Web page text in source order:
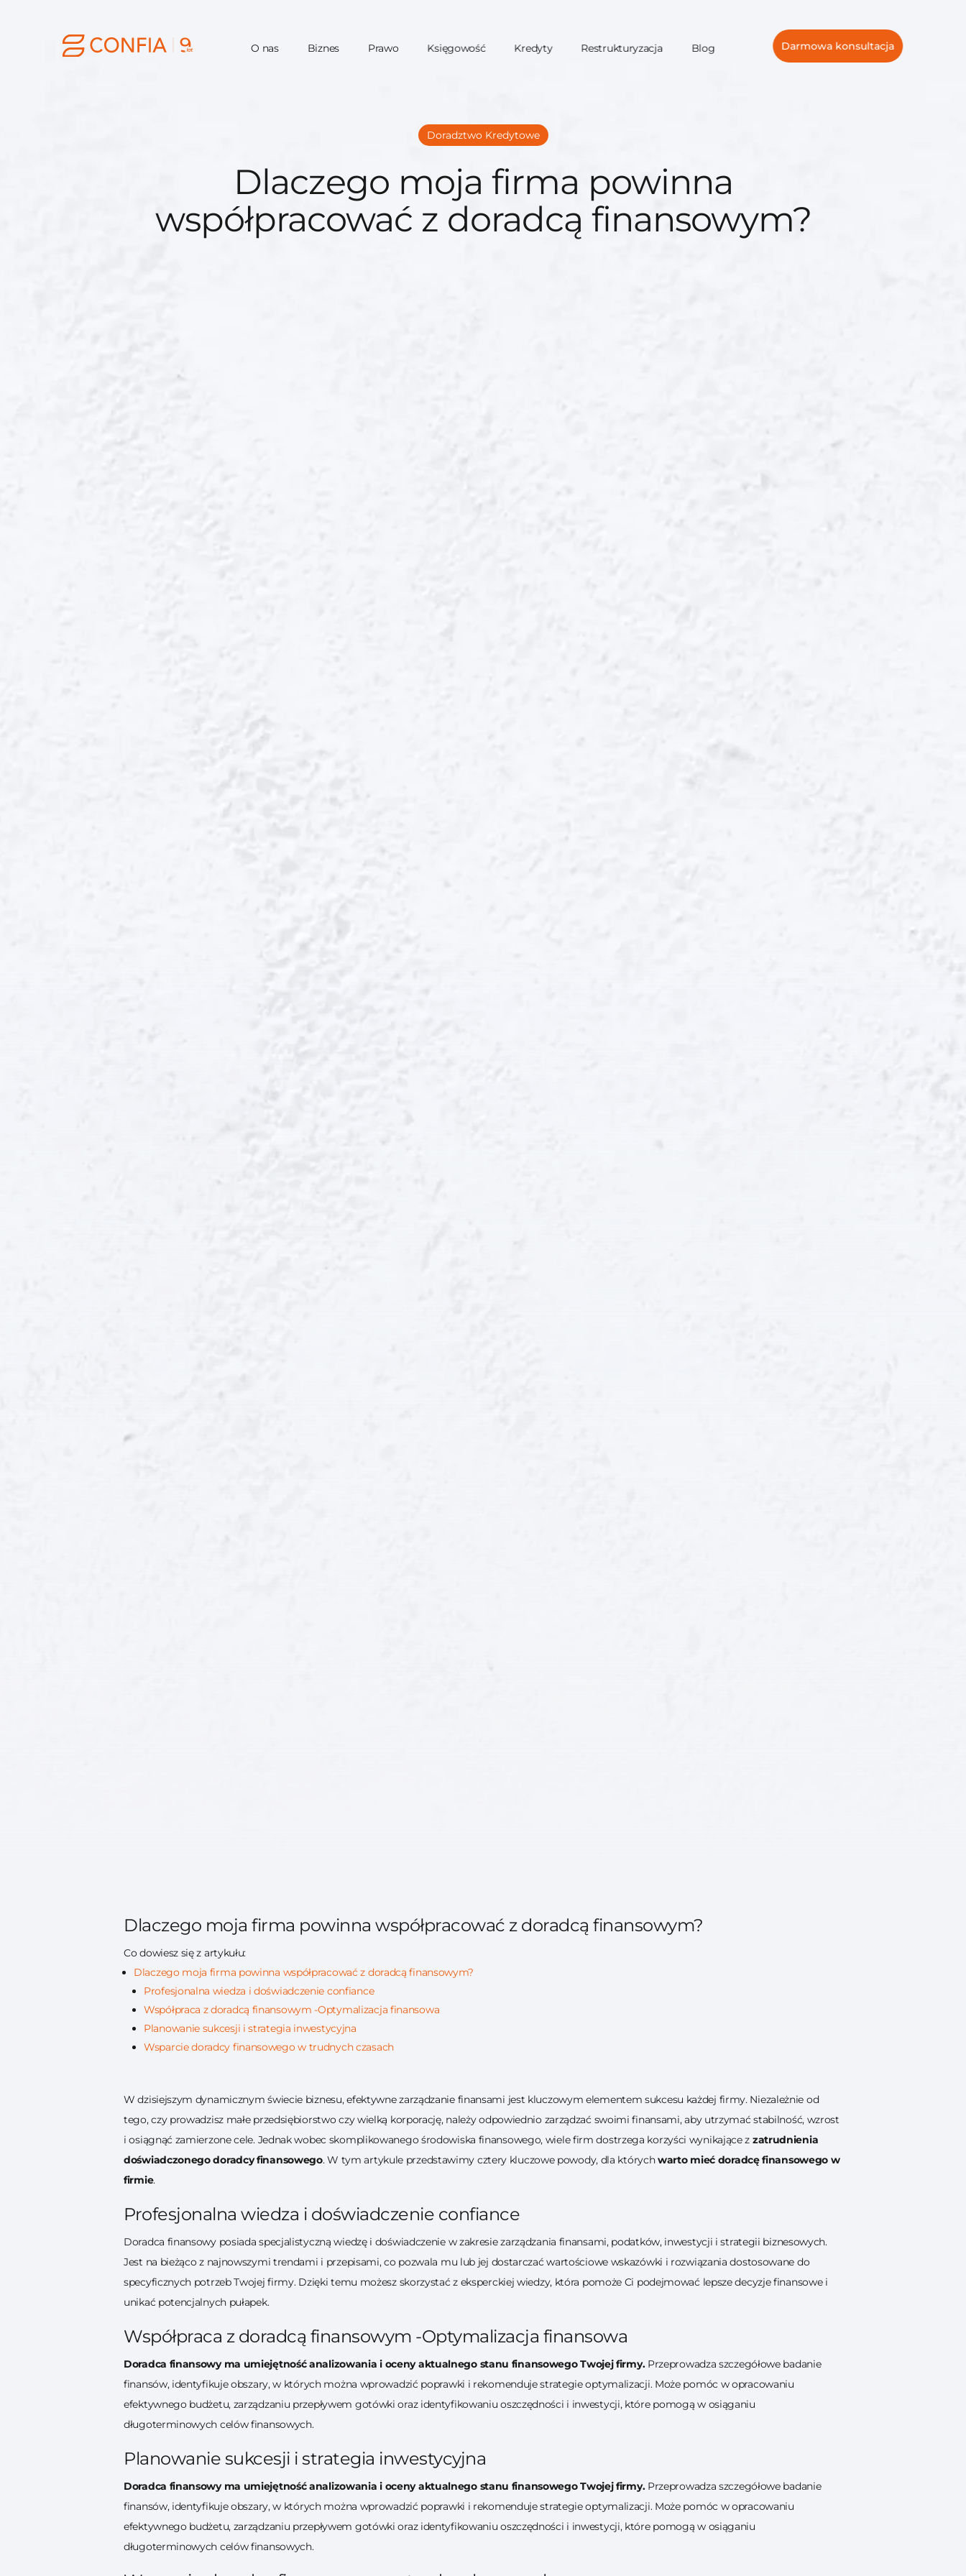
O nas Biznes Prawo Księgowość Kredyty Restrukturyzacja Blog Darmowa konsultacja
Doradztwo Kredytowe
Dlaczego moja firma powinna
współpracować z doradcą finansowym?
Dlaczego moja firma powinna współpracować z doradcą finansowym?
Co dowiesz się z artykułu:
Dlaczego moja firma powinna współpracować z doradcą finansowym?
Profesjonalna wiedza i doświadczenie confiance
Współpraca z doradcą finansowym -Optymalizacja finansowa
Planowanie sukcesji i strategia inwestycyjna
Wsparcie doradcy finansowego w trudnych czasach
W dzisiejszym dynamicznym świecie biznesu, efektywne zarządzanie finansami jest kluczowym elementem sukcesu każdej firmy. Niezależnie od
tego, czy prowadzisz małe przedsiębiorstwo czy wielką korporację, należy odpowiednio zarządzać swoimi finansami, aby utrzymać stabilność, wzrost
i osiągnąć zamierzone cele. Jednak wobec skomplikowanego środowiska finansowego, wiele firm dostrzega korzyści wynikające z zatrudnienia
doświadczonego doradcy finansowego. W tym artykule przedstawimy cztery kluczowe powody, dla którychwarto mieć doradcę finansowego w
firmie.
Profesjonalna wiedza i doświadczenie confiance
Doradca finansowy posiada specjalistyczną wiedzę i doświadczenie w zakresie zarządzania finansami, podatków, inwestycji i strategii biznesowych.
Jest na bieżąco z najnowszymi trendami i przepisami, co pozwala mu lub jej dostarczać wartościowe wskazówki i rozwiązania dostosowane do
specyficznych potrzeb Twojej firmy. Dzięki temu możesz skorzystać z eksperckiej wiedzy, która pomoże Ci podejmować lepsze decyzje finansowe i
unikać potencjalnych pułapek.
Współpraca z doradcą finansowym -Optymalizacja finansowa
Doradca finansowy ma umiejętność analizowania i oceny aktualnego stanu finansowego Twojej firmy.Przeprowadza szczegółowe badanie
finansów, identyfikuje obszary, w których można wprowadzić poprawki i rekomenduje strategie optymalizacji. Może pomóc w opracowaniu
efektywnego budżetu, zarządzaniu przepływem gotówki oraz identyfikowaniu oszczędności i inwestycji, które pomogą w osiąganiu
długoterminowych celów finansowych.
Planowanie sukcesji i strategia inwestycyjna
Doradca finansowy ma umiejętność analizowania i oceny aktualnego stanu finansowego Twojej firmy.Przeprowadza szczegółowe badanie
finansów, identyfikuje obszary, w których można wprowadzić poprawki i rekomenduje strategie optymalizacji. Może pomóc w opracowaniu
efektywnego budżetu, zarządzaniu przepływem gotówki oraz identyfikowaniu oszczędności i inwestycji, które pomogą w osiąganiu
długoterminowych celów finansowych.